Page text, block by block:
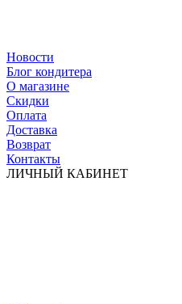
Новости
Блог кондитера
О магазине
Скидки
Оплата
Доставка
Возврат
Контакты
ЛИЧНЫЙ КАБИНЕТ